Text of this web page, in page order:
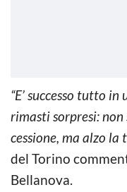
“E’ successo tutto
rimasti sorpresi: non
cessione, ma alzo la
del Torino
Bellanova.